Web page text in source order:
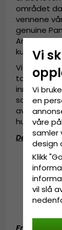
området
vennene
genuine
Amerika,
Vi vil at
tallet – skal
innovative
samme
av Europa
hundre år
13
8
Vi
Vi
en
våre
samler
design
Klikk
vil slå